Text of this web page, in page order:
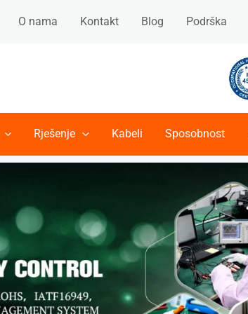
O nama Kontakt Blog Podrška
Rješenje Kabeli Sposobnost